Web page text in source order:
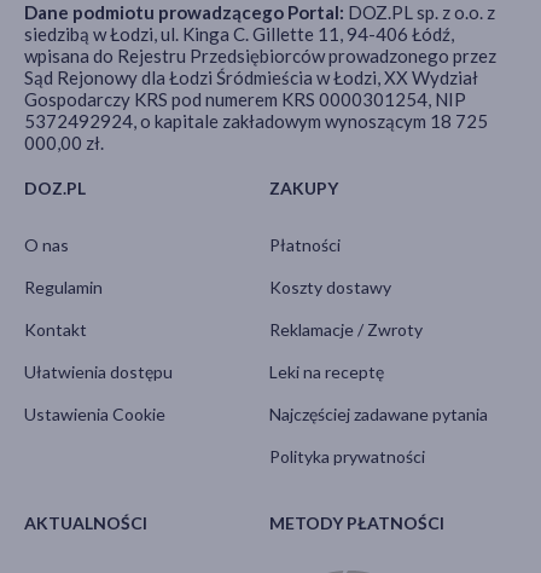
DOZ.PL
O nas
Regulamin
Kontakt
Ułatwienia dostępu
Ustawienia Cookie
ZAKUPY
Płatności
Koszty dostawy
Reklamacje / Zwroty
Leki na receptę
Najczęściej zadawane pytania
Polityka prywatności
AKTUALNOŚCI METODY PŁATNOŚCI
Dane podmiotu prowadzącego Portal: DOZ.PL sp. z o.o. z
siedzibą w Łodzi, ul. Kinga C. Gillette 11, 94-406 Łódź,
wpisana do Rejestru Przedsiębiorców prowadzonego przez
Sąd Rejonowy dla Łodzi Śródmieścia w Łodzi, XX Wydział
Gospodarczy KRS pod numerem KRS 0000301254, NIP
5372492924, o kapitale zakładowym wynoszącym 18 725
000,00 zł.